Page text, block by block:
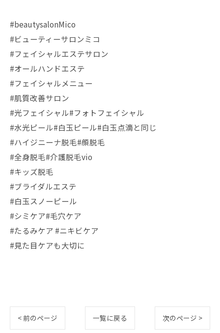
#beautysalonMico
#ビューティーサロンミコ
#フェイシャルエステサロン
#オールハンドエステ
#フェイシャルメニュー
#肌質改善サロン
#光フェイシャル#フォトフェイシャル
#水光ピール#白玉ピール#白玉点滴と同じ
#ハイジニーナ脱毛#顔脱毛
#全身脱毛#介護脱毛vio
#キッズ脱毛
#ブライダルエステ
#白玉スノーピール
#シミケア#毛穴ケア
#たるみケア #ニキビケア
#見た目ケアも大切に
< 前のページ 一覧に戻る 次のページ >